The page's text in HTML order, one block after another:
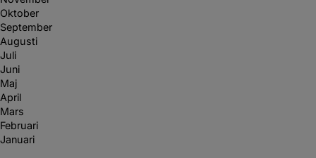
Oktober
September
Augusti
Juli
Juni
Maj
April
Mars
Februari
Januari